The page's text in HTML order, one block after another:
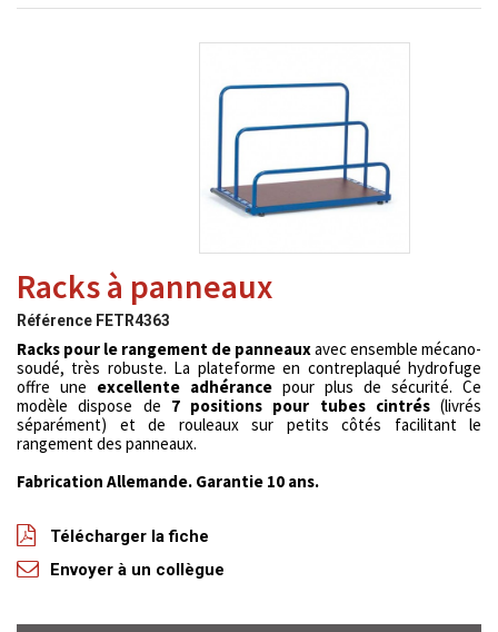
Racks à panneaux
Référence FETR4363
Racks pour le rangement de panneauxavec ensemble mécano-
soudé, très robuste. La plateforme en contreplaqué hydrofuge
offre une excellente adhérance pour plus de sécurité. Ce
modèle dispose de 7 positions pour tubes cintrés(livrés
séparément) et de rouleaux sur petits côtés facilitant le
rangement des panneaux.
Fabrication Allemande. Garantie 10 ans.
Télécharger la fiche
Envoyer à un collègue